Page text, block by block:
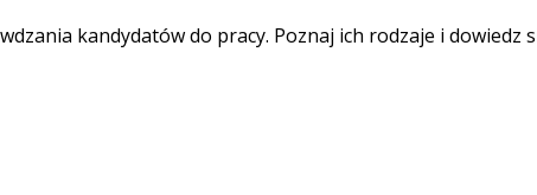
kandydatów do pracy. Poznaj ich rodzaje i